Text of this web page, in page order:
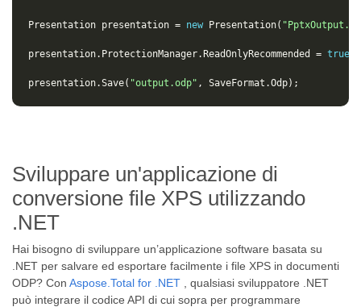
Presentation presentation = new Presentation(
presentation. ProtectionManager. ReadOnlyRecommended = true
presentation.Save( "output.odp" , SaveFormat .Odp);
Sviluppare un'applicazione di
conversione file XPS utilizzando
.NET
Hai bisogno di sviluppare un’applicazione software basata su
.NET per salvare ed esportare facilmente i file XPS in documenti
ODP? Con Aspose.Total for .NET , qualsiasi sviluppatore .NET
può integrare il codice API di cui sopra per programmare